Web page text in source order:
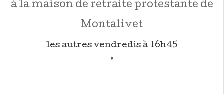
à la maison de retraite protestante de
Montalivet
les autres vendredis à 16h45
♦